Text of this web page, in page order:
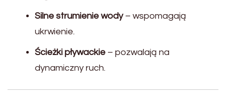
Silne strumienie wody– wspomagają
ukrwienie.
Ścieżki pływackie – pozwalają na
dynamiczny ruch.